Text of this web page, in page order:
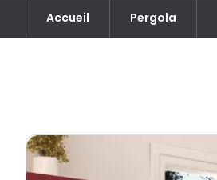
Accueil Pergola